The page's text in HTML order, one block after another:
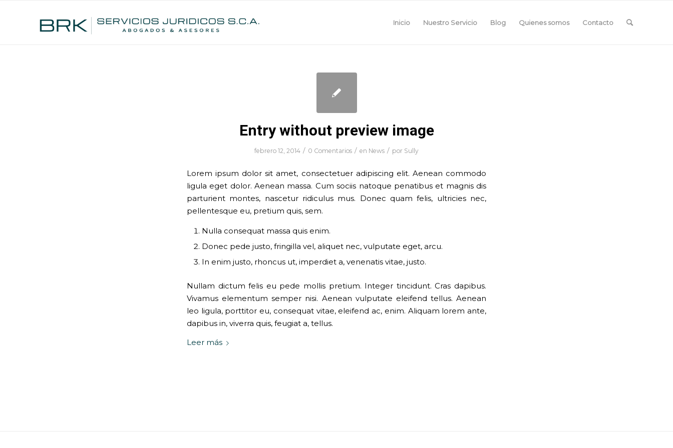
Inicio Nuestro Servicio Blog Quienes somos Contacto
Entry without preview image
febrero 12, 2014 / 0 Comentarios / en News / por Sully
Lorem ipsum dolor sit amet, consectetuer adipiscing elit. Aenean commodo
ligula eget dolor. Aenean massa. Cum sociis natoque penatibus et magnis dis
parturient montes, nascetur ridiculus mus. Donec quam felis, ultricies nec,
pellentesque eu, pretium quis, sem.
Nulla consequat massa quis enim.
Donec pede justo, fringilla vel, aliquet nec, vulputate eget, arcu.
In enim justo, rhoncus ut, imperdiet a, venenatis vitae, justo.
Nullam dictum felis eu pede mollis pretium. Integer tincidunt. Cras dapibus.
Vivamus elementum semper nisi. Aenean vulputate eleifend tellus. Aenean
leo ligula, porttitor eu, consequat vitae, eleifend ac, enim. Aliquam lorem ante,
dapibus in, viverra quis, feugiat a, tellus.
Leer más